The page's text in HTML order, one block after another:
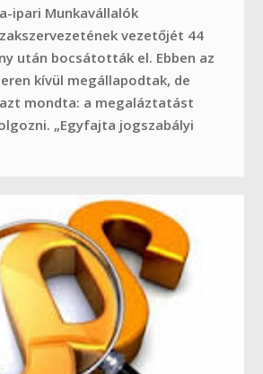
ipari Munkavállalók
vezetőjét 44
után bocsátották el. Ebben az
kívül megállapodtak, de
azt mondta: a megaláztatást
„Egyfajta jogszabályi